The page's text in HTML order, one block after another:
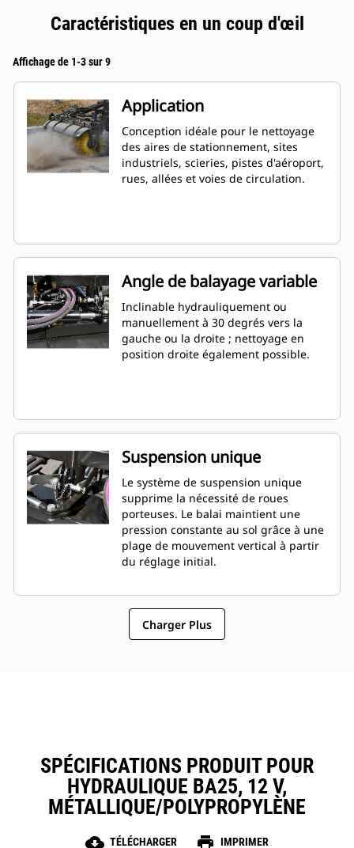
Caractéristiques en un coup d'œil
Affichage de 1-3 sur 9
Application
Conception idéale pour le nettoyage
des aires de stationnement, sites
industriels, scieries, pistes d'aéroport,
rues, allées et voies de circulation.
Angle de balayage variable
Inclinable hydrauliquement ou
manuellement à 30 degrés vers la
gauche ou la droite ; nettoyage en
position droite également possible.
Suspension unique
Le système de suspension unique
supprime la nécessité de roues
porteuses. Le balai maintient une
pression constante au sol grâce à une
plage de mouvement vertical à partir
du réglage initial.
Charger Plus
SPÉCIFICATIONS PRODUIT POUR
HYDRAULIQUE BA25, 12 V,
MÉTALLIQUE/POLYPROPYLÈNE
cloud_download TÉLÉCHARGER print IMPRIMER